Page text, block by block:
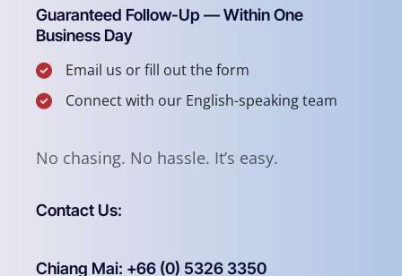
Guaranteed Follow-Up — Within One
Business Day
Email us or fill out the form
Connect with our English-speaking team
No chasing. No hassle. It’s easy.
Contact Us:
Chiang Mai: +66 (0) 5326 3350